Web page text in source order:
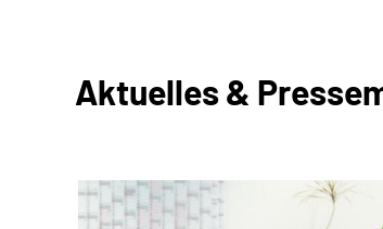
Aktuelles &